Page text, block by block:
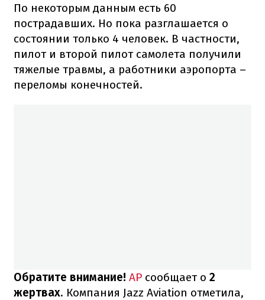
По некоторым данным есть 60
пострадавших. Но пока разглашается о
состоянии только 4 человек. В частности,
пилот и второй пилот самолета получили
тяжелые травмы, а работники аэропорта –
переломы конечностей.
Обратите внимание! AP сообщает о 2
жертвах. Компания Jazz Aviation отметила,